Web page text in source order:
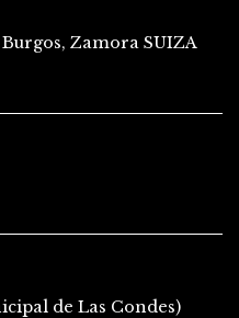
Zamora SUIZA
de Las Condes)